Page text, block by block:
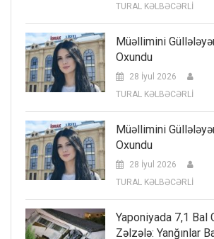
TURAL KƏLBƏCƏRLİ
Müəllimini
Oxundu
28 İyul 2026
TURAL KƏLBƏCƏRLİ
Müəllimini
Oxundu
28 İyul 2026
TURAL KƏLBƏCƏRLİ
Yaponiyada 7,1 Bal
Zəlzələ: Yanğınlar